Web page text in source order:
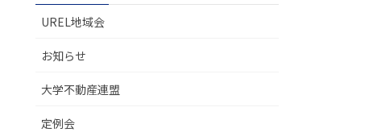
UREL地域会
お知らせ
大学不動産連盟
定例会